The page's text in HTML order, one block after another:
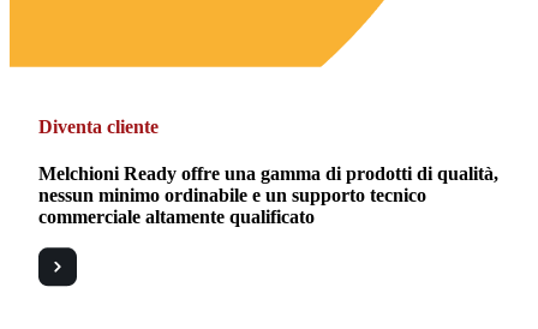
Diventa cliente
Melchioni Ready offre una gamma di prodotti di qualità,
nessun minimo ordinabile e un supporto tecnico
commerciale altamente qualificato